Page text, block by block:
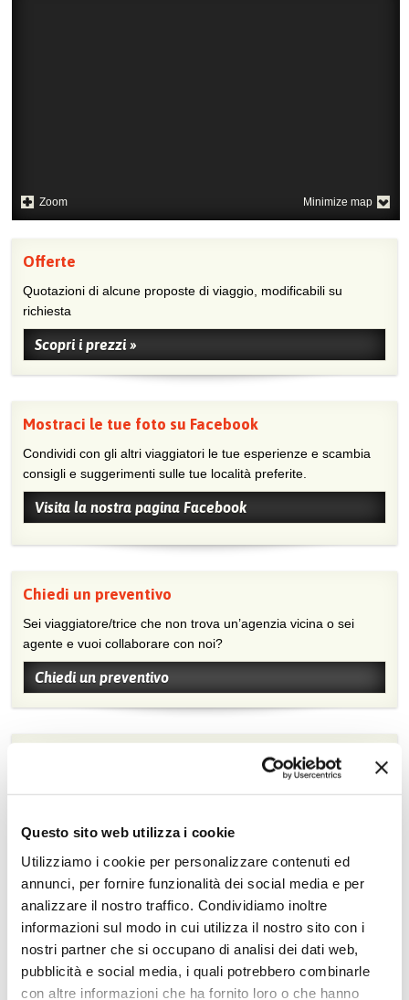
Questo sito web utilizza i cookie
Utilizziamo i cookie per personalizzare contenuti ed
annunci, per fornire funzionalità dei social media e per
analizzare il nostro traffico. Condividiamo inoltre
informazioni sul modo in cui utilizza il nostro sito con i
nostri partner che si occupano di analisi dei dati web,
pubblicità e social media, i quali potrebbero combinarle
con altre informazioni che ha fornito loro o che hanno
Zoom Minimize map
Offerte
Quotazioni di alcune proposte di viaggio, modificabili su
richiesta
Scopri i prezzi »
Mostraci le tue foto su Facebook
Condividi con gli altri viaggiatori le tue esperienze e scambia
consigli e suggerimenti sulle tue località preferite.
Visita la nostra pagina Facebook
Chiedi un preventivo
Sei viaggiatore/trice che non trova un’agenzia vicina o sei
agente e vuoi collaborare con noi?
Chiedi un preventivo
Inserisci il tuo indirizzo
Non perdere nemmeno un'offerta Mikrotour,